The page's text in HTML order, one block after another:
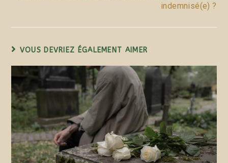
indemnisé(e) ?
VOUS DEVRIEZ ÉGALEMENT AIMER